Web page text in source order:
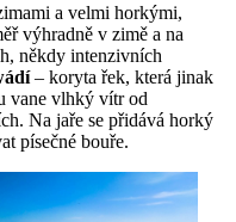
a velmi horkými,
výhradně v zimě a na
někdy intenzivních
– koryta řek, která jinak
vane vlhký vítr od
Na jaře se přidává horký
písečné bouře.